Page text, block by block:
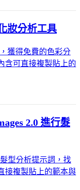
妝分析工具
獲得免費的色彩分
含可直接複製貼上的
2.0 進行髮
髮型分析提示詞，找
接複製貼上的範本與